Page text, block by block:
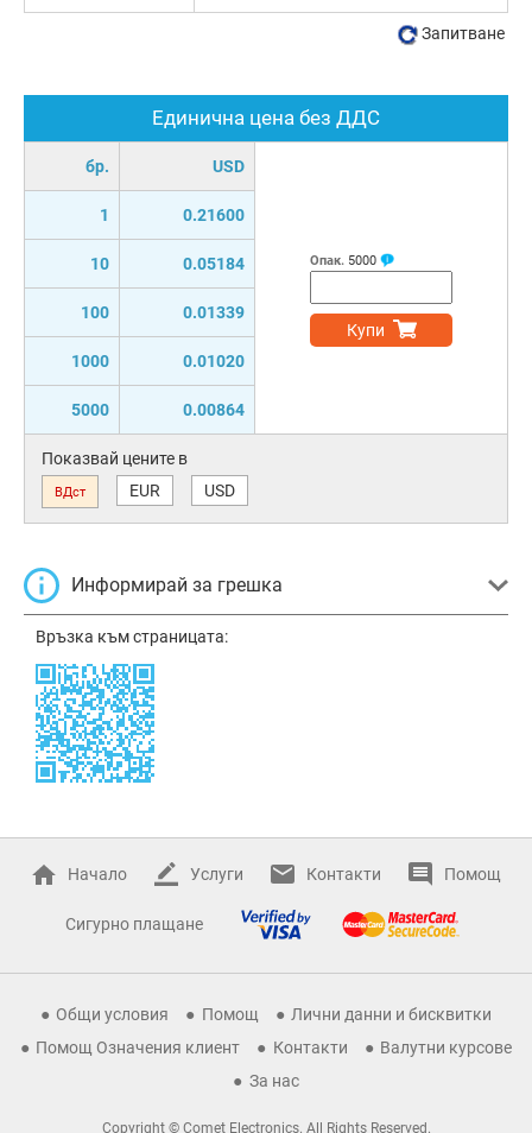
Единична цена без ДДС
бр. USD
1 0.21600
10 0.05184
100 0.01339
1000 0.01020
5000 0.00864
Опак. 5000
Купи
Показвай цените в
ВДст EUR USD
Информирай за грешка
Връзка към страницата:
Запитване
Начало Услуги Контакти Помощ
Сигурно плащане
Общи условия Помощ
Лични данни и бисквитки
Помощ Означения клиент
Контакти
Валутни курсове
За нас
Copyright © Comet Electronics. All Rights Reserved.